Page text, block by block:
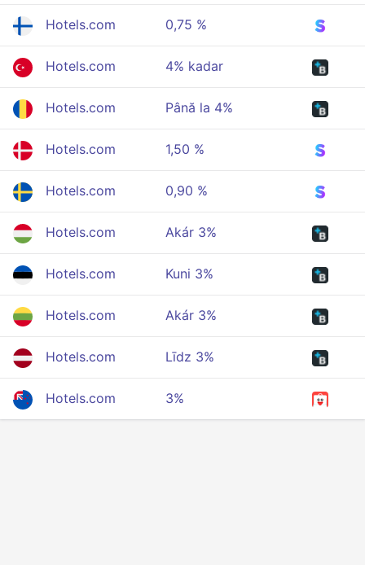
Hotels.com 0,75 %
Hotels.com 4% kadar
Hotels.com Până la 4%
Hotels.com 1,50 %
Hotels.com 0,90 %
Hotels.com Akár 3%
Hotels.com Kuni 3%
Hotels.com Akár 3%
Hotels.com Līdz 3%
Hotels.com 3%